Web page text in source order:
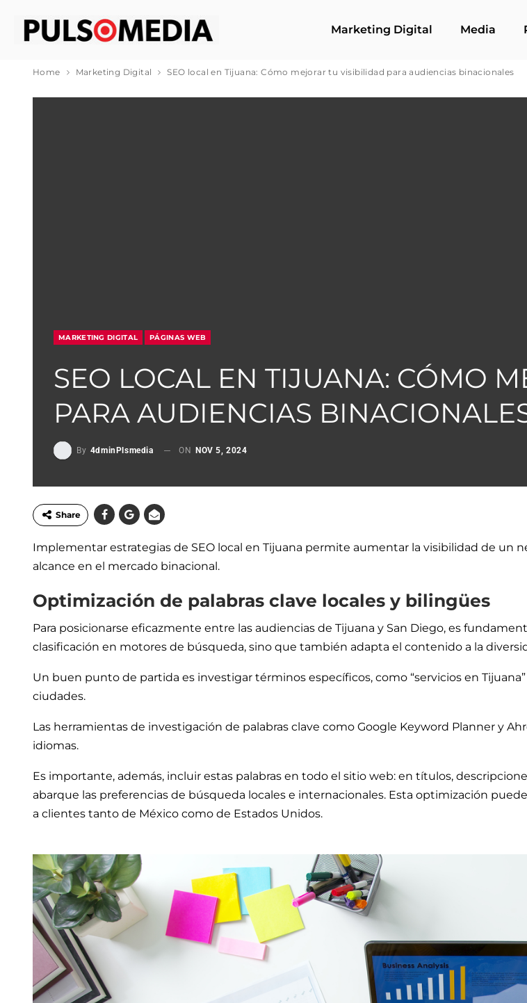
Marketing Digital Media
Home Marketing Digital SEO local en Tijuana: Cómo mejorar tu visibilidad para audiencias binacionales
MARKETING DIGITAL PÁGINAS WEB
SEO LOCAL EN TIJUANA: CÓMO
PARA AUDIENCIAS
By 4dminPlsmedia ON NOV 5, 2024
Share
Implementar estrategias de SEO local en Tijuana permite aumentar la visibilidad de un
alcance en el mercado binacional.
Optimización de palabras clave locales y bilingües
Para posicionarse eficazmente entre las audiencias de Tijuana y San Diego, es
clasificación en motores de búsqueda, sino que también adapta el contenido a la
Un buen punto de partida es investigar términos específicos, como “servicios en
ciudades.
Las herramientas de investigación de palabras clave como Google Keyword Planner y
idiomas.
Es importante, además, incluir estas palabras en todo el sitio web: en títulos,
abarque las preferencias de búsqueda locales e internacionales. Esta optimización
a clientes tanto de México como de Estados Unidos.